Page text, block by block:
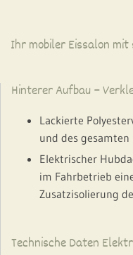
Ihr mobiler Eissalon
Hinterer Aufbau –
Lackierte
und des
Elektrischer
im Fahrbetrieb
Zusatzisolierung
Technische Daten